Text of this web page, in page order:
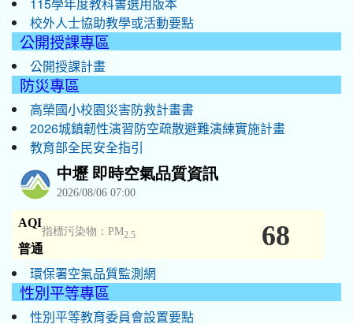
115學年度教科書選用版本
校外人士協助教學或活動要點
公開授課專區
公開授課計畫
防災專區
高榮國小校園災害防救計畫書
2026城鎮韌性演習防空疏散避難演練實施計畫
教育部全民安全指引
環保署空氣品質監測網
性別平等專區
性別平等教育委員會設置要點